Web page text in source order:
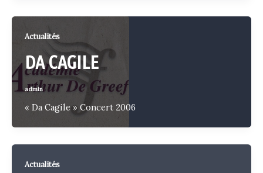
Actualités
DA CAGILE
admin
« Da Cagile » Concert 2006
Actualités